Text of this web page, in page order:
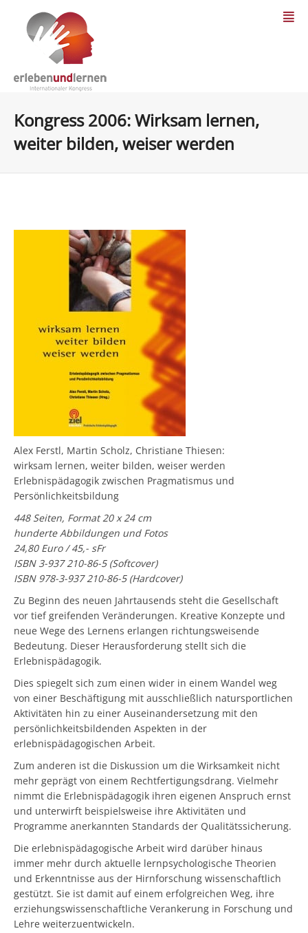
Kongress 2006: Wirksam lernen,
weiter bilden, weiser werden
Alex Ferstl, Martin Scholz, Christiane Thiesen:
wirksam lernen, weiter bilden, weiser werden
Erlebnispädagogik zwischen Pragmatismus und
Persönlichkeitsbildung
448 Seiten, Format 20 x 24 cm
hunderte Abbildungen und Fotos
24,80 Euro / 45,- sFr
ISBN 3-937 210-86-5 (Softcover)
ISBN 978-3-937 210-86-5 (Hardcover)
Zu Beginn des neuen Jahrtausends steht die Gesellschaft
vor tief greifenden Veränderungen. Kreative Konzepte und
neue Wege des Lernens erlangen richtungsweisende
Bedeutung. Dieser Herausforderung stellt sich die
Erlebnispädagogik.
Dies spiegelt sich zum einen wider in einem Wandel weg
von einer Beschäftigung mit ausschließlich natursportlichen
Aktivitäten hin zu einer Auseinandersetzung mit den
persönlichkeitsbildenden Aspekten in der
erlebnispädagogischen Arbeit.
Zum anderen ist die Diskussion um die Wirksamkeit nicht
mehr geprägt von einem Rechtfertigungsdrang. Vielmehr
nimmt die Erlebnispädagogik ihren eigenen Anspruch ernst
und unterwirft beispielsweise ihre Aktivitäten und
Programme anerkannten Standards der Qualitätssicherung.
Die erlebnispädagogische Arbeit wird darüber hinaus
immer mehr durch aktuelle lernpsychologische Theorien
und Erkenntnisse aus der Hirnforschung wissenschaftlich
gestützt. Sie ist damit auf einem erfolgreichen Weg, ihre
erziehungswissenschaftliche Verankerung in Forschung und
Lehre weiterzuentwickeln.